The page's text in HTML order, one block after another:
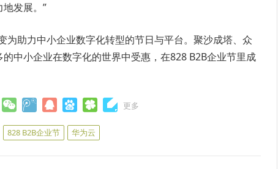
发展。”
为助力中小企业数字化转型的节日与平台。聚沙成塔、众
中小企业在数字化的世界中受惠，在828 B2B企业节里成
更多
828 B2B企业节 华为云